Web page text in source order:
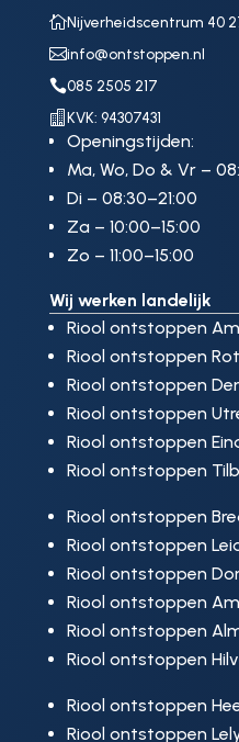
Nijverheidscentrum 40
info@ontstoppen.nl
085 2505 217
 KVK: 94307431
Openingstijden:
Ma, Wo, Do & Vr –
Di – 08:30–21:00
Za – 10:00–15:00
Zo – 11:00–15:00
Wij werken landelijk
Riool ontstoppen
Riool ontstoppen
Riool ontstoppen
Riool ontstoppen
Riool ontstoppen
Riool ontstoppen
Riool ontstoppen
Riool ontstoppen
Riool ontstoppen
Riool ontstoppen
Riool ontstoppen
Riool ontstoppen
Riool ontstoppen
Riool ontstoppen